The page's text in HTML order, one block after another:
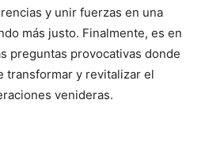
y unir fuerzas en una
más justo. Finalmente, es en
preguntas provocativas donde
transformar y revitalizar el
venideras.